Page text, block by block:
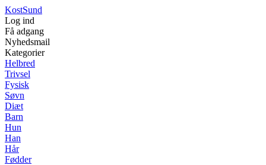
KostSund
Log ind
Få adgang
Nyhedsmail
Kategorier
Helbred
Trivsel
Fysisk
Søvn
Diæt
Barn
Hun
Han
Hår
Fødder